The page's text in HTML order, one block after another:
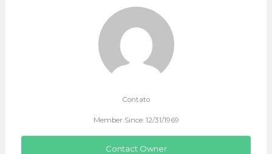
Contato
Member Since: 12/31/1969
Contact Owner